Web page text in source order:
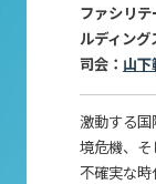
ファシリ
ルディング
司会： 山
激動する
境危機、そ
不確実な